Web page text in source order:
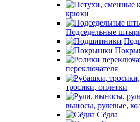
крюки
Подседельные
переключателя
тросики, оплетки
выносы, рулевые,
Сёдла